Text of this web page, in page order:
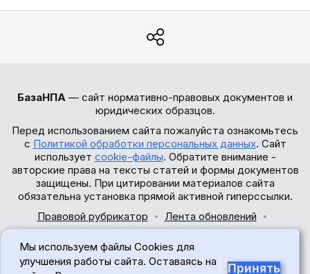
БазаНПА — сайт нормативно-правовых документов и
юридических образцов.
Перед использованием сайта пожалуйста ознакомьтесь
с Политикой обработки персональных данных. Сайт
использует cookie-файлы. Обратите внимание -
авторские права на тексты статей и формы документов
защищены. При цитировании материалов сайта
обязательна установка прямой активной гиперссылки.
Правовой рубрикатор
Лента обновлений
© 2017-2026
Мы используем файлы Cookies для
улучшения работы сайта. Оставаясь на
Принять